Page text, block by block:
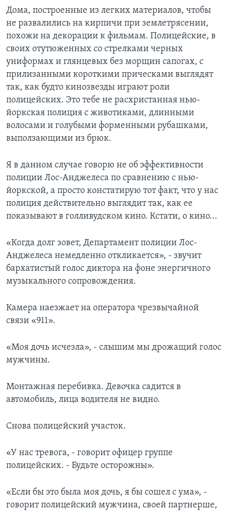
Learning English
СОЦИАЛЬНЫЕ СЕТИ
Языки
Дома, построенные из легких материалов, чтобы
не развалились на кирпичи при землетрясении,
похожи на декорации к фильмам. Полицейские, в
своих отутюженных со стрелками черных
униформах и глянцевых без морщин сапогах, с
прилизанными короткими прическами выглядят
так, как будто кинозвезды играют роли
полицейских. Это тебе не расхристанная нью-
йоркская полиция с животиками, длинными
волосами и голубыми форменными рубашками,
выползающими из брюк.
Я в данном случае говорю не об эффективности
полиции Лос-Анджелеса по сравнению с нью-
йоркской, а просто констатирую тот факт, что у нас
полиция действительно выглядит так, как ее
показывают в голливудском кино. Кстати, о кино...
«Когда долг зовет, Департамент полиции Лос-
Анджелеса немедленно откликается», - звучит
бархатистый голос диктора на фоне энергичного
музыкального сопровождения.
Камера наезжает на оператора чрезвычайной
связи «911».
«Моя дочь исчезла», - слышим мы дрожащий голос
мужчины.
Монтажная перебивка. Девочка садится в
автомобиль, лица водителя не видно.
Снова полицейский участок.
«У нас тревога, - говорит офицер группе
полицейских. - Будьте осторожны».
«Если бы это была моя дочь, я бы сошел с ума», -
говорит полицейский мужчина, своей партнерше,